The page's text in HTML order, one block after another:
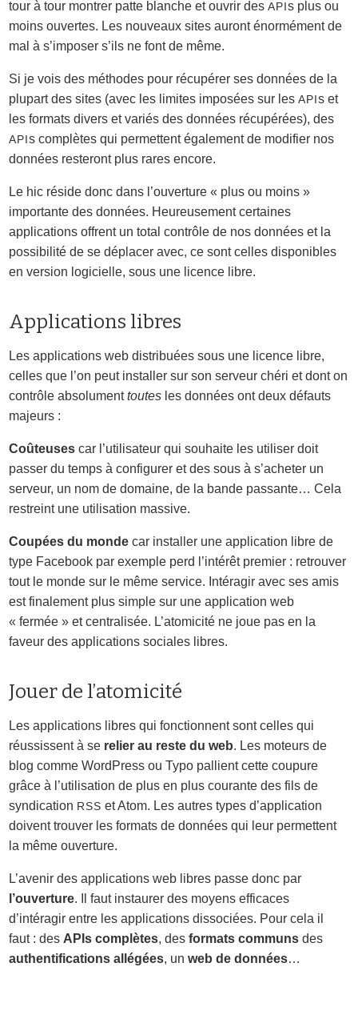
tour à tour montrer patte blanche et ouvrir desAPIs plus ou
moins ouvertes. Les nouveaux sites auront énormément de
mal à s’imposer s’ils ne font de même.
Si je vois des méthodes pour récupérer ses données de la
plupart des sites (avec les limites imposées sur lesAPIs et
les formats divers et variés des données récupérées), des
APIs complètes qui permettent également de modifier nos
données resteront plus rares encore.
Le hic réside donc dans l’ouverture « plus ou moins »
importante des données. Heureusement certaines
applications offrent un total contrôle de nos données et la
possibilité de se déplacer avec, ce sont celles disponibles
en version logicielle, sous une licence libre.
Applications libres
Les applications web distribuées sous une licence libre,
celles que l’on peut installer sur son serveur chéri et dont on
contrôle absolumenttoutes les données ont deux défauts
majeurs :
Coûteuses car l’utilisateur qui souhaite les utiliser doit
passer du temps à configurer et des sous à s’acheter un
serveur, un nom de domaine, de la bande passante… Cela
restreint une utilisation massive.
Coupées du monde car installer une application libre de
type Facebook par exemple perd l’intérêt premier : retrouver
tout le monde sur le même service. Intéragir avec ses amis
est finalement plus simple sur une application web
« fermée » et centralisée. L’atomicité ne joue pas en la
faveur des applications sociales libres.
Jouer de l’atomicité
Les applications libres qui fonctionnent sont celles qui
réussissent à se relier au reste du web. Les moteurs de
blog comme WordPress ou Typo pallient cette coupure
grâce à l’utilisation de plus en plus courante des fils de
syndication RSS et Atom. Les autres types d’application
doivent trouver les formats de données qui leur permettent
la même ouverture.
L’avenir des applications web libres passe donc par
l’ouverture. Il faut instaurer des moyens efficaces
d’intéragir entre les applications dissociées. Pour cela il
faut : des APIs complètes, desformats communs des
authentifications allégées, unweb de données…